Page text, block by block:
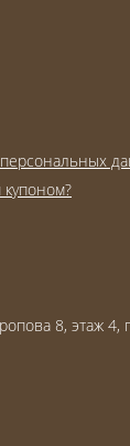
купоном?
8, этаж 4,